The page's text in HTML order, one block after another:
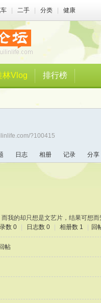
二手 分类 健康
林Vlog 排行榜
?100415
日志 相册 记录 分享
而我的却只想是文艺片，结果可想
数 0 日志数 0 相册数 1 回
帖